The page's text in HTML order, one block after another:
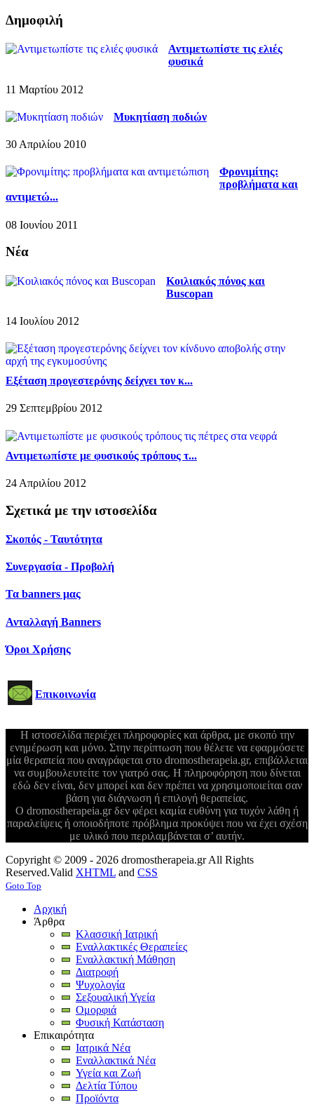
Δημοφιλή
Αντιμετωπίστε τις ελιές
φυσικά
11 Μαρτίου 2012
Μυκητίαση ποδιών
30 Απριλίου 2010
Φρονιμίτης:
προβλήματα και
αντιμετώ...
08 Ιουνίου 2011
Νέα
Κοιλιακός πόνος και
Buscopan
14 Ιουλίου 2012
Εξέταση προγεστερόνης δείχνει τον κ...
29 Σεπτεμβρίου 2012
Αντιμετωπίστε με φυσικούς τρόπους τ...
24 Απριλίου 2012
Σχετικά με την ιστοσελίδα
Σκοπός - Ταυτότητα
Συνεργασία - Προβολή
Τα banners μας
Ανταλλαγή Banners
Όροι Χρήσης
Επικοινωνία
Η ιστοσελίδα περιέχει πληροφορίες και άρθρα, με σκοπό την
ενημέρωση και μόνο. Στην περίπτωση που θέλετε να εφαρμόσετε
μία θεραπεία που αναγράφεται στο dromostherapeia.gr, επιβάλλεται
να συμβουλευτείτε τον γιατρό σας. Η πληροφόρηση που δίνεται
εδώ δεν είναι, δεν μπορεί και δεν πρέπει να χρησιμοποιείται σαν
βάση για διάγνωση ή επιλογή θεραπείας.
Ο dromostherapeia.gr δεν φέρει καμία ευθύνη για τυχόν λάθη ή
παραλείψεις ή οποιοδήποτε πρόβλημα προκύψει που να έχει σχέση
με υλικό που περιλαμβάνεται σ’ αυτήν.
Copyright © 2009 - 2026 dromostherapeia.gr All Rights
Reserved.Valid XHTML and CSS
Goto Top
Αρχική
Άρθρα
Κλασσική Ιατρική
Εναλλακτικές Θεραπείες
Εναλλακτική Μάθηση
Διατροφή
Ψυχολογία
Σεξουαλική Υγεία
Ομορφιά
Φυσική Κατάσταση
Επικαιρότητα
Ιατρικά Νέα
Εναλλακτικά Νέα
Υγεία και Ζωή
Δελτία Τύπου
Προϊόντα